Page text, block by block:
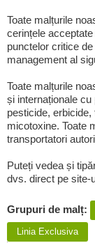
Toate malțurile
cerințele
punctelor critice
management al
Toate malțurile
și internaționale
pesticide,
micotoxine. Toate
transportatori
Puteți vedea și
dvs. direct pe site-
Grupuri de malț:
Linia Exclusiva